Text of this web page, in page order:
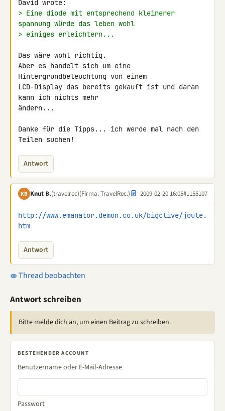
> Eine diode mit entsprechend kleinerer
spannung würde das leben wohl
> einiges erleichtern...
Das wäre wohl richtig.
Aber es handelt sich um eine
Hintergrundbeleuchtung von einem
LCD-Display das bereits gekauft ist und daran
kann ich nichts mehr
ändern...
Danke für die Tipps... ich werde mal nach den
Teilen suchen!
Antwort
KB Knut B.(travelrec)(Firma: TravelRec.) 2009-02-20 16:05#1155107
http://www.emanator.demon.co.uk/bigclive/joule.
htm
Antwort
Thread beobachten
Antwort schreiben
Bitte melde dich an, um einen Beitrag zu schreiben.
BESTEHENDER ACCOUNT
Benutzername oder E-Mail-Adresse
Passwort